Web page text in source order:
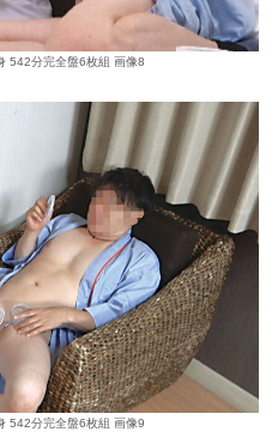
542分完全盤6枚組 画像8
542分完全盤6枚組 画像9